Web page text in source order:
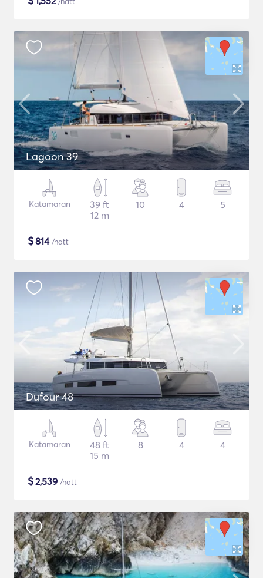
Lagoon 39
Katamaran
39 ft
12 m
10 4 5
$814/natt
Dufour 48
Katamaran
48 ft
15 m
8 4 4
$2,539 /natt